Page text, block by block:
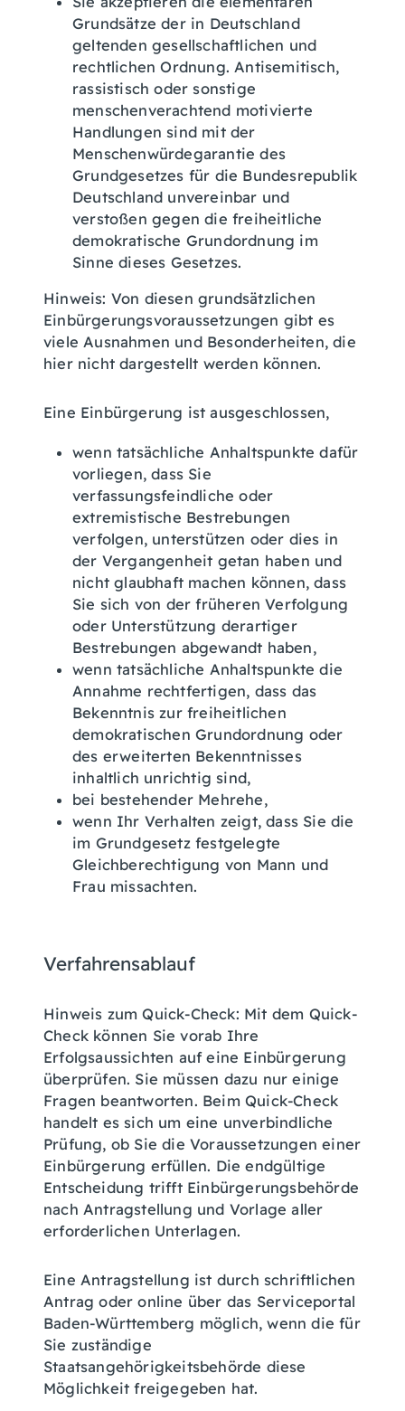
Grundsätze der in Deutschland
geltenden gesellschaftlichen und
rechtlichen Ordnung. Antisemitisch,
rassistisch oder sonstige
menschenverachtend motivierte
Handlungen sind mit der
Menschenwürdegarantie des
Grundgesetzes für die Bundesrepublik
Deutschland unvereinbar und
verstoßen gegen die freiheitliche
demokratische Grundordnung im
Sinne dieses Gesetzes.
Hinweis: Von diesen grundsätzlichen
Einbürgerungsvoraussetzungen gibt es
viele Ausnahmen und Besonderheiten, die
hier nicht dargestellt werden können.
Eine Einbürgerung ist ausgeschlossen,
wenn tatsächliche Anhaltspunkte dafür
vorliegen, dass Sie
verfassungsfeindliche oder
extremistische Bestrebungen
verfolgen, unterstützen oder dies in
der Vergangenheit getan haben und
nicht glaubhaft machen können, dass
Sie sich von der früheren Verfolgung
oder Unterstützung derartiger
Bestrebungen abgewandt haben,
wenn tatsächliche Anhaltspunkte die
Annahme rechtfertigen, dass das
Bekenntnis zur freiheitlichen
demokratischen Grundordnung oder
des erweiterten Bekenntnisses
inhaltlich unrichtig sind,
bei bestehender Mehrehe,
wenn Ihr Verhalten zeigt, dass Sie die
im Grundgesetz festgelegte
Gleichberechtigung von Mann und
Frau missachten.
Verfahrensablauf
Hinweis zum Quick-Check: Mit dem Quick-
Check können Sie vorab Ihre
Erfolgsaussichten auf eine Einbürgerung
überprüfen. Sie müssen dazu nur einige
Fragen beantworten. Beim Quick-Check
handelt es sich um eine unverbindliche
Prüfung, ob Sie die Voraussetzungen einer
Einbürgerung erfüllen. Die endgültige
Entscheidung trifft Einbürgerungsbehörde
nach Antragstellung und Vorlage aller
erforderlichen Unterlagen.
Eine Antragstellung ist durch schriftlichen
Antrag oder online über das Serviceportal
Baden-Württemberg möglich, wenn die für
Sie zuständige
Staatsangehörigkeitsbehörde diese
Möglichkeit freigegeben hat.